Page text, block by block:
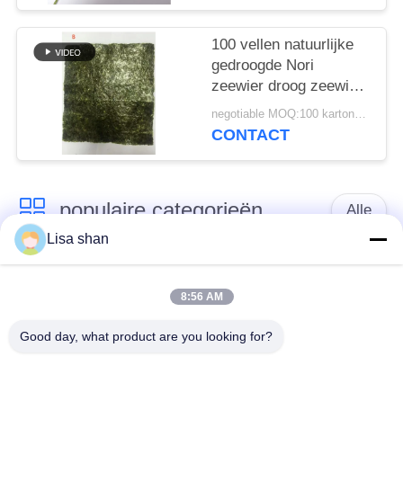
100 vellen natuurlijke
gedroogde Nori
zeewier droog zeewier
sushi Nori
negotiable MOQ:100 kartonnen
CONTACT
populaire categorieën Alle
Japanse
broodcrumbs
Gehele het
Lisa shan
8:56 AM
Good day, what product are you looking for?